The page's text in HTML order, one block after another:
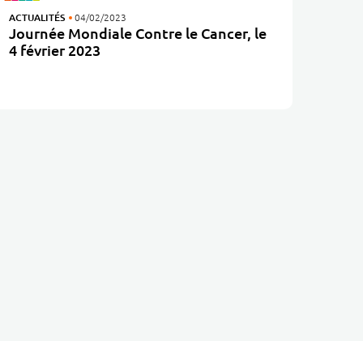
Journée Mondiale Contre le Cancer, le
4 février 2023
ACTUALITÉS 04/02/2023